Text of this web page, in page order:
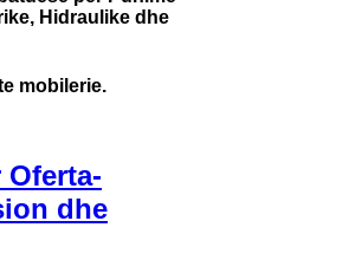
Hidraulike dhe
mobilerie.
Oferta-
dhe